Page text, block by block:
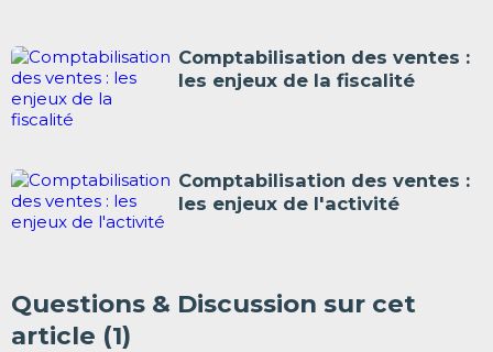
Comptabilisation des ventes :
les enjeux de la fiscalité
Comptabilisation des ventes :
les enjeux de l'activité
Questions & Discussion sur cet
article (1)